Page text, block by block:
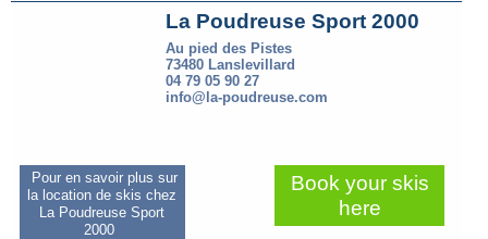
La Poudreuse Sport 2000
Au pied des Pistes
73480 Lanslevillard
04 79 05 90 27
info@la-poudreuse.com
Pour en savoir plus sur
la location de skis chez
La Poudreuse Sport
2000
Book your skis
here